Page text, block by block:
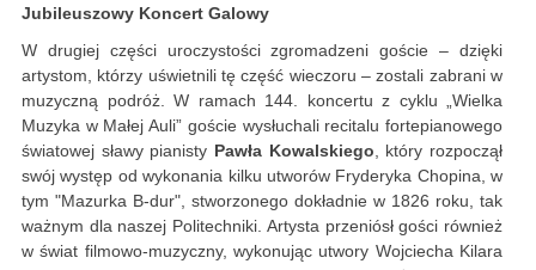
Jubileuszowy Koncert Galowy
W drugiej części uroczystości zgromadzeni goście – dzięki
artystom, którzy uświetnili tę część wieczoru – zostali zabrani w
muzyczną podróż. W ramach 144. koncertu z cyklu „Wielka
Muzyka w Małej Auli” goście wysłuchali recitalu fortepianowego
światowej sławy pianisty Pawła Kowalskiego , który rozpoczął
swój występ od wykonania kilku utworów Fryderyka Chopina, w
tym "Mazurka B-dur", stworzonego dokładnie w 1826 roku, tak
ważnym dla naszej Politechniki. Artysta przeniósł gości również
w świat filmowo-muzyczny, wykonując utwory Wojciecha Kilara